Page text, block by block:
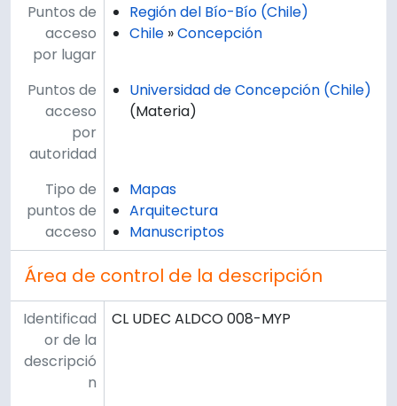
Puntos de
acceso
por lugar
Región del Bío-Bío (Chile)
Chile »Concepción
Puntos de
acceso
por
autoridad
Universidad de Concepción (Chile)
(Materia)
Tipo de
puntos de
acceso
Mapas
Arquitectura
Manuscriptos
Área de control de la descripción
Identificad
or de la
descripció
n
CL UDEC ALDCO 008-MYP